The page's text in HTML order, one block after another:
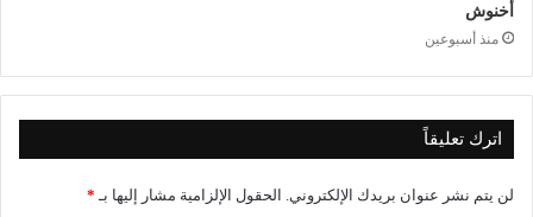
أخنوش
منذ أسبوعين
اترك تعليقاً
لن يتم نشر عنوان بريدك الإلكتروني. الحقول الإلزامية مشار إليها بـ *